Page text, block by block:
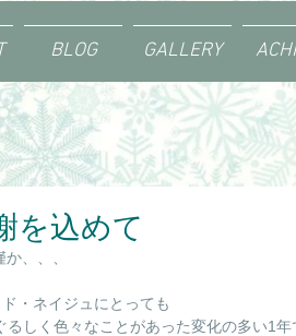
BLOG GALLERY
を込めて
、、、
・ネイジュにとっても
しく色々なことがあった変化の多い1年